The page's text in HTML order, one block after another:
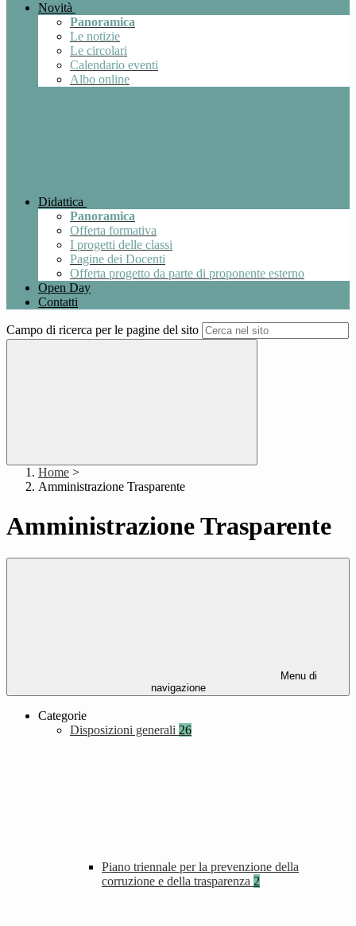
Novità
Panoramica
Le notizie
Le circolari
Calendario eventi
Albo online
Didattica
Panoramica
Offerta formativa
I progetti delle classi
Pagine dei Docenti
Offerta progetto da parte di proponente esterno
Open Day
Contatti
Campo di ricerca per le pagine del sito
Home >
Amministrazione Trasparente
Amministrazione Trasparente
Menu di
navigazione
Categorie
Disposizioni generali 26
Piano triennale per la prevenzione della
corruzione e della trasparenza 2